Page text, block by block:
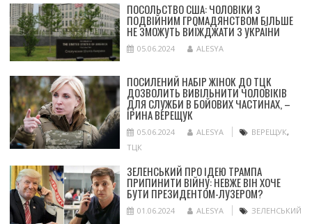
ПОСОЛЬСТВО США: ЧОЛОВІКИ З
ПОДВІЙНИМ ГРОМАДЯНСТВОМ БІЛЬШЕ
НЕ ЗМОЖУТЬ ВИЇЖДЖАТИ З УКРАЇНИ
05.06.2024 ALESYA
ПОСИЛЕНИЙ НАБІР ЖІНОК ДО ТЦК
ДОЗВОЛИТЬ ВИВІЛЬНИТИ ЧОЛОВІКІВ
ДЛЯ СЛУЖБИ В БОЙОВИХ ЧАСТИНАХ, –
ІРИНА ВЕРЕЩУК
05.06.2024 ALESYA ВЕРЕЩУК,
ТЦК
ЗЕЛЕНСЬКИЙ ПРО ІДЕЮ ТРАМПА
ПРИПИНИТИ ВІЙНУ: НЕВЖЕ ВІН ХОЧЕ
БУТИ ПРЕЗИДЕНТОМ-ЛУЗЕРОМ?
01.06.2024 ALESYA ЗЕЛЕНСЬКИЙ